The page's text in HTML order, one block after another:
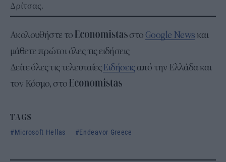
Δρίτσας.
Ακολουθήστε το στο Google Newsκαι
μάθετε πρώτοι όλες τις ειδήσεις
Δείτε όλες τις τελευταίεςΕιδήσειςαπό την Ελλάδα και
τον Κόσμο, στο
TAGS
Microsoft Hellas
Endeavor Greece